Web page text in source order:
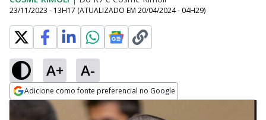
23/11/2023 - 13H17 (ATUALIZADO EM 20/04/2024 - 04H29)
A+ A-
Adicione como fonte preferencial no Google
Opens in new window